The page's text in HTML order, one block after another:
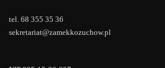
tel. 68 355 35 36
sekretariat@zamekkozuchow.pl